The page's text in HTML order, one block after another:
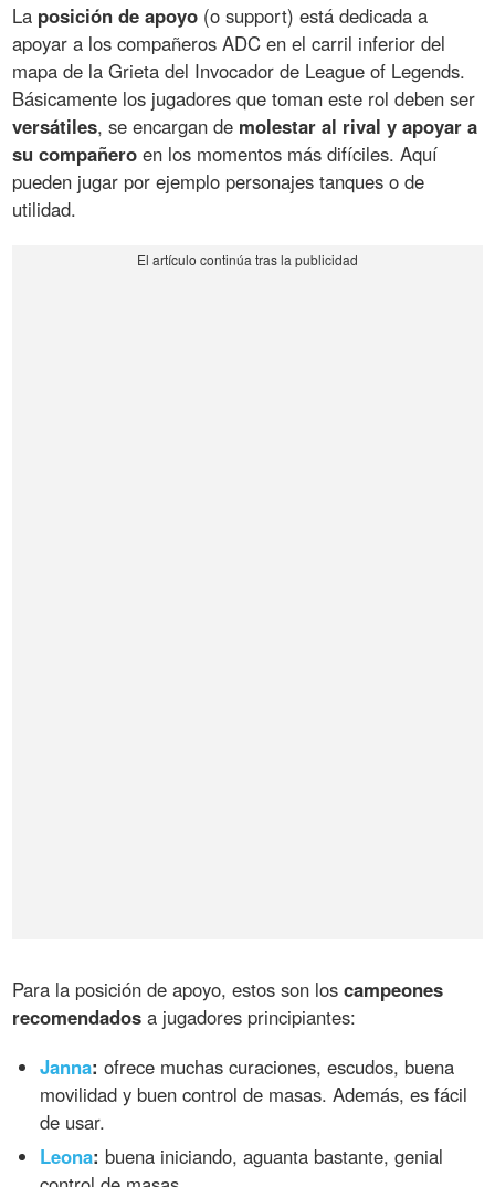
La posición de apoyo (o support) está dedicada a
apoyar a los compañeros ADC en el carril inferior del
mapa de la Grieta del Invocador de League of Legends.
Básicamente los jugadores que toman este rol deben ser
versátiles, se encargan de molestar al rival y apoyar a
su compañero en los momentos más difíciles. Aquí
pueden jugar por ejemplo personajes tanques o de
utilidad.
Para la posición de apoyo, estos son loscampeones
recomendados a jugadores principiantes:
Janna: ofrece muchas curaciones, escudos, buena
movilidad y buen control de masas. Además, es fácil
de usar.
Leona: buena iniciando, aguanta bastante, genial